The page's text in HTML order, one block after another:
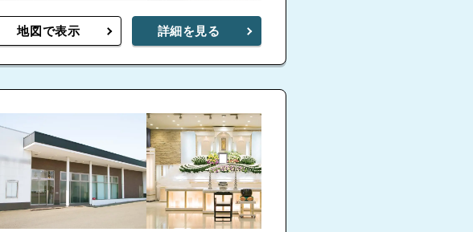
地図で表示 詳細を見る